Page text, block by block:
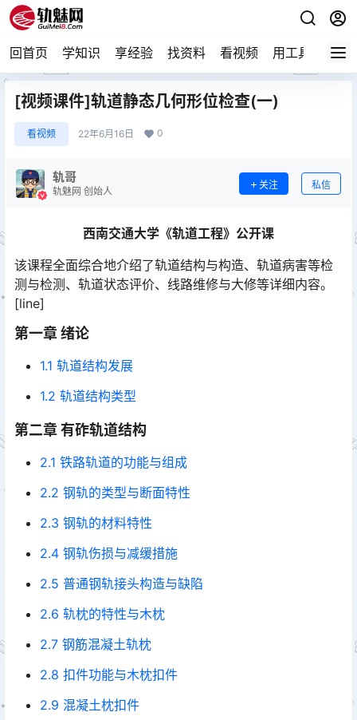
回首页 学知识 享经验 找资料 看视频 用工具 论技
[视频课件]轨道静态几何形位检查(一)
看视频 22年6月16日 0
轨哥
轨魅网 创始人
关注 私信
西南交通大学《轨道工程》公开课
该课程全面综合地介绍了轨道结构与构造、轨道病害等检
测与检测、轨道状态评价、线路维修与大修等详细内容。
[line]
第一章 绪论
1.1 轨道结构发展
1.2 轨道结构类型
第二章 有砟轨道结构
2.1 铁路轨道的功能与组成
2.2 钢轨的类型与断面特性
2.3 钢轨的材料特性
2.4 钢轨伤损与减缓措施
2.5 普通钢轨接头构造与缺陷
2.6 轨枕的特性与木枕
2.7 钢筋混凝土轨枕
2.8 扣件功能与木枕扣件
2.9 混凝土枕扣件